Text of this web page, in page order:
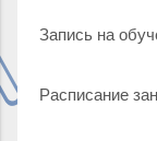
Запись на
Расписание